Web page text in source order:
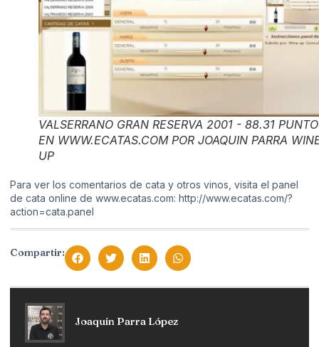
VALSERRANO GRAN RESERVA 2001 - 88.31
EN WWW.ECATAS.COM POR JOAQUIN PARRA
UP
Para ver los comentarios de cata y otros vinos, visita el panel
de cata online de www.ecatas.com: http://www.ecatas.com/?
action=cata.panel
Compartir:
Joaquín Parra López